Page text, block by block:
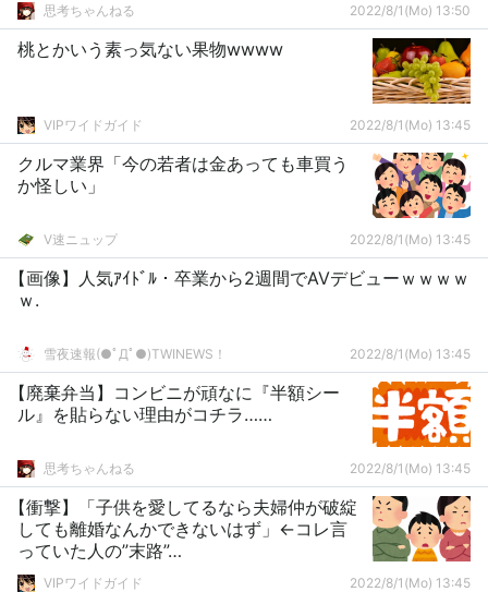
思考ちゃんねる 2022/8/1(Mo) 13:50
桃とかいう素っ気ない果物wwww
VIPワイドガイド 2022/8/1(Mo) 13:45
クルマ業界「今の若者は金あっても車買う
か怪しい」
V速ニュップ 2022/8/1(Mo) 13:45
【画像】人気ｱｲﾄﾞﾙ・卒業から2週間でAVデビューｗｗｗｗ
ｗ.
雪夜速報(●ﾟДﾟ●)TWINEWS！ 2022/8/1(Mo) 13:45
【廃棄弁当】コンビニが頑なに『半額シー
ル』を貼らない理由がコチラ……
思考ちゃんねる 2022/8/1(Mo) 13:45
【衝撃】「子供を愛してるなら夫婦仲が破綻
しても離婚なんかできないはず」←コレ言
っていた人の”末路”…
VIPワイドガイド 2022/8/1(Mo) 13:45